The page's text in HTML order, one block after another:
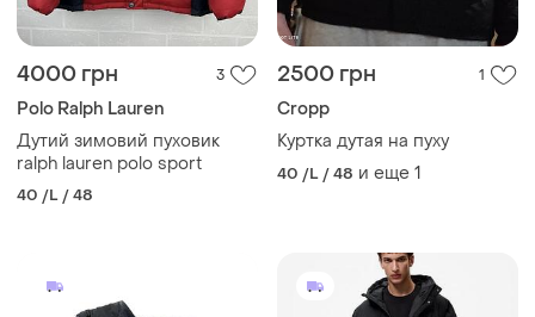
4000 грн 3
Polo Ralph Lauren
Дутий зимовий пуховик
ralph lauren polo sport
40 /L / 48
2500 грн 1
Cropp
Куртка дутая на пуху
40 /L / 48 и еще 1